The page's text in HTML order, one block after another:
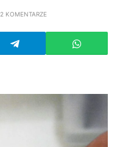
2 KOMENTARZE